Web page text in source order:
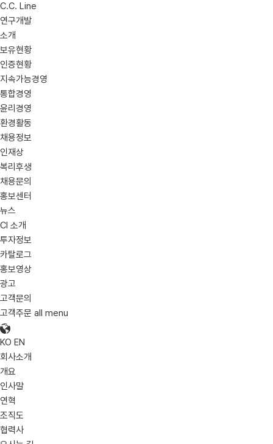
C.C. Line
연구개발
소개
보유현황
인증현황
지속가능경영
통합경영
윤리경영
환경활동
채용정보
인재상
복리후생
채용문의
홍보센터
뉴스
CI 소개
투자정보
카탈로그
홍보영상
광고
고객문의
고객주문 all menu
KO EN
회사소개
개요
인사말
연혁
조직도
협력사